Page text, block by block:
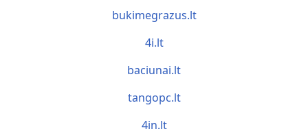
bukimegrazus.lt
4i.lt
baciunai.lt
tangopc.lt
4in.lt